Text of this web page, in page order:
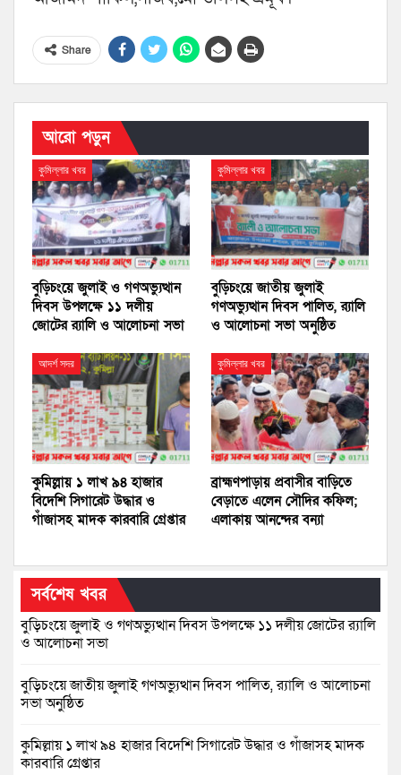
Share
আরো পড়ুন
কুমিল্লার খবর
বুড়িচংয়ে জুলাই ও গণঅভ্যুত্থান
দিবস উপলক্ষে ১১ দলীয়
জোটের র‍্যালি ও আলোচনা সভা
কুমিল্লার খবর
বুড়িচংয়ে জাতীয় জুলাই
গণঅভ্যুত্থান দিবস পালিত, র‍্যালি
ও আলোচনা সভা অনুষ্ঠিত
আদর্শ সদর
কুমিল্লায় ১ লাখ ৯৪ হাজার
বিদেশি সিগারেট উদ্ধার ও
গাঁজাসহ মাদক কারবারি গ্রেপ্তার
কুমিল্লার খবর
ব্রাহ্মণপাড়ায় প্রবাসীর বাড়িতে
বেড়াতে এলেন সৌদির কফিল;
এলাকায় আনন্দের বন্যা
সর্বশেষ খবর
বুড়িচংয়ে জুলাই ও গণঅভ্যুত্থান দিবস উপলক্ষে ১১ দলীয় জোটের র‍্যালি
ও আলোচনা সভা
বুড়িচংয়ে জাতীয় জুলাই গণঅভ্যুত্থান দিবস পালিত, র‍্যালি ও আলোচনা
সভা অনুষ্ঠিত
কুমিল্লায় ১ লাখ ৯৪ হাজার বিদেশি সিগারেট উদ্ধার ও গাঁজাসহ মাদক
কারবারি গ্রেপ্তার